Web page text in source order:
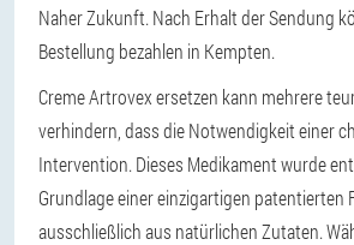
Naher Zukunft. Nach Erhalt der Sendung
Bestellung bezahlen in Kempten.
Creme Artrovex ersetzen kann mehrere
verhindern, dass die Notwendigkeit einer
Intervention. Dieses Medikament wurde
Grundlage einer einzigartigen patentierten
ausschließlich aus natürlichen Zutaten.